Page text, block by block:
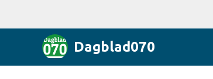
Dagblad070